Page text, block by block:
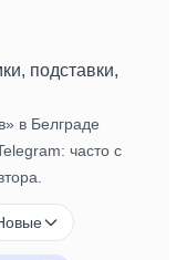
подставки,
в Белграде
часто с